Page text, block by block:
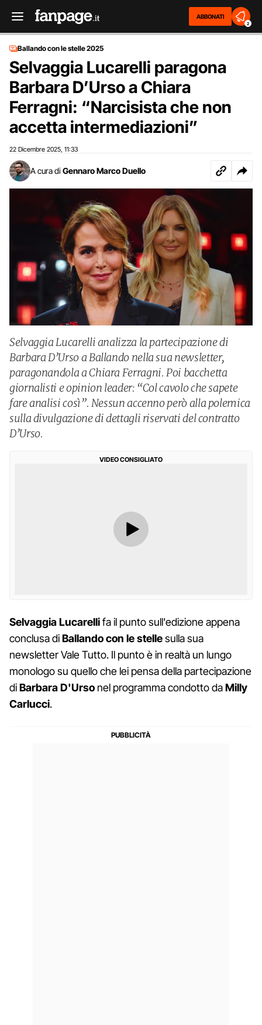
ABBONATI
2
Ballando con le stelle 2025
Selvaggia Lucarelli paragona
Barbara D’Urso a Chiara
Ferragni: “Narcisista che non
accetta intermediazioni”
22 Dicembre 2025 11:33
A cura di Gennaro Marco Duello
Selvaggia Lucarelli analizza la partecipazione di
Barbara D’Urso a Ballando nella sua newsletter,
paragonandola a Chiara Ferragni. Poi bacchetta
giornalisti e opinion leader: “Col cavolo che sapete
fare analisi così”. Nessun accenno però alla polemica
sulla divulgazione di dettagli riservati del contratto
D’Urso.
VIDEO CONSIGLIATO
SelvaggiaLucarellifa il punto sull'edizione appena
conclusa diBallandocon le stellesulla sua
newsletter Vale Tutto. Il punto è in realtà un lungo
monologo su quello che lei pensa della partecipazione
diBarbaraD'Urso nel programma condotto daMilly
Carlucci.